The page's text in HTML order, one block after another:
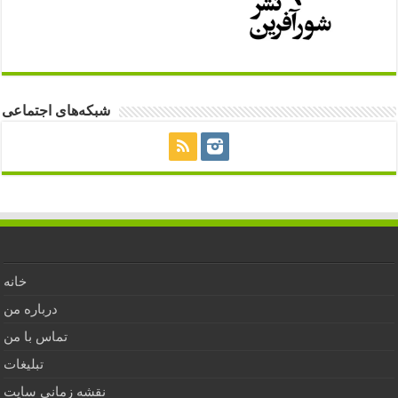
شبکه‌های اجتماعی
خانه
درباره من
تماس با من
تبلیغات
نقشه زمانی سایت